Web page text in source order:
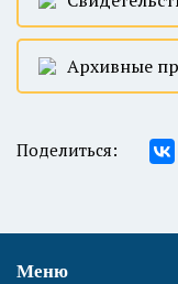
Архивные
Поделиться:
Меню